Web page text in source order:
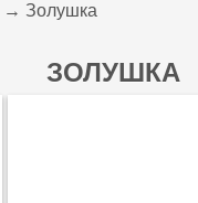
→ Золушка
ЗОЛУШКА